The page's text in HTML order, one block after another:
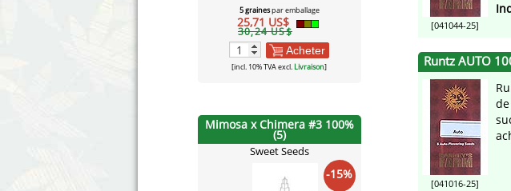
5 grainespar emballage
25,71 US$
30,24 US$
Acheter
[incl. 10% TVA excl.Livraison]
Mimosa x Chimera #3 100%
(5)
Sweet Seeds
-15%
[041044-25]
Runtz AUTO
[041016-25]